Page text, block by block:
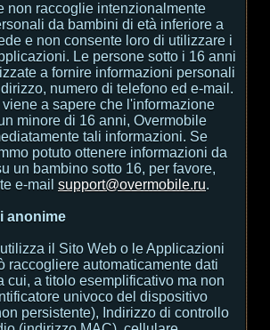
non raccoglie intenzionalmente
da bambini di età inferiore a
e non consente loro di utilizzare i
Le persone sotto i 16 anni
a fornire informazioni personali
numero di telefono ed e-mail.
a sapere che l'informazione
minore di 16 anni, Overmobile
tali informazioni. Se
potuto ottenere informazioni da
un bambino sotto 16, per favore,
e-mail support@overmobile.ru.
anonime
il Sito Web o le Applicazioni
raccogliere automaticamente dati
cui, a titolo esemplificativo ma non
univoco del dispositivo
persistente), Indirizzo di controllo